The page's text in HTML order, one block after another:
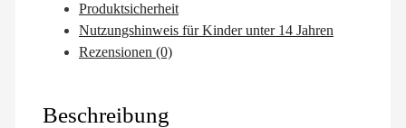
Produktsicherheit
Nutzungshinweis für Kinder unter 14 Jahren
Rezensionen (0)
Beschreibung